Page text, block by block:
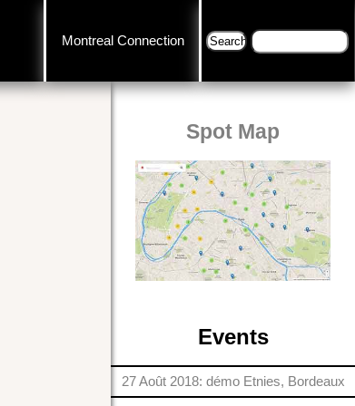
Montreal Connection
Spot Map
Events
27 Août 2018: démo Etnies, Bordeaux